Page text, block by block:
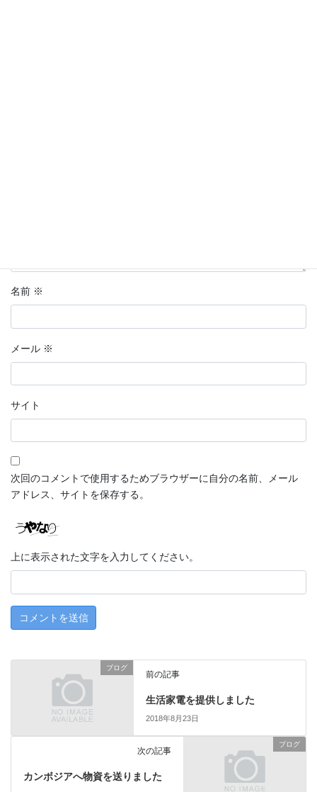
名前 ※
メール ※
サイト
次回のコメントで使用するためブラウザーに自分の名前、メール
アドレス、サイトを保存する。
上に表示された文字を入力してください。
ブログ
前の記事
生活家電を提供しました
2018年8月23日
ブログ
次の記事
カンボジアへ物資を送りました